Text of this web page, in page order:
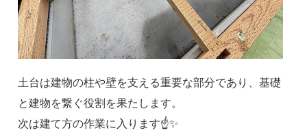
土台は建物の柱や壁を支える重要な部分であり、基礎
と建物を繋ぐ役割を果たします。
次は建て方の作業に入ります☝️✨